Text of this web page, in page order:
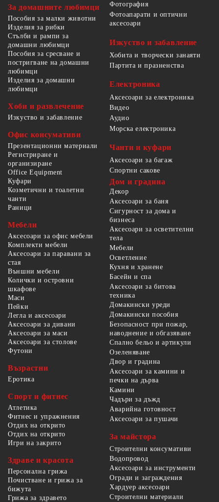
За домашните любимци
Пособия за малки животни
Изделия за рибки
Стълби и рампи за
домашни любимци
Пособия за сресване и
постригване на домашни
любимци
Изделия за домашни
любимци
Хоби и развлечение
Изкуство и забавление
Офис консумативи
Презентационни материали
Регистриране и
организиране
Office Equipment
Фотография
Фотоапарати и оптични
аксесоари
Изкуство и забавление
Хобита и творчески занаяти
Партита и празненства
Електроника
Аксесоари за електроника
Видео
Аудио
Морска електроника
Чанти и куфари
Аксесоари за багаж
Спортни сакове
Куфари
Козметични и тоалетни
чанти
Раници
Мебели
Аксесоари за офис мебели
Комплекти мебели
Аксесоари за паравани за
стая
Външни мебели
Колички и островни
шкафове
Маси
Пейки
Легла и аксесоари
Аксесоари за дивани
Аксесоари за маси
Аксесоари за столове
Футони
Възрастни
Еротика
Спорт и фитнес
Атлетика
Фитнес и упражнения
Отдих на открито
Отдих на открито
Игри на закрито
Здраве и красота
Персонална грижа
Почистване и грижа за
бижута
Грижа за здравето
Дом и градина
Декор
Аксесоари за баня
Сигурност за дома и
бизнеса
Аксесоари за осветителни
тела
Мебели
Осветление
Кухня и хранене
Басейн и спа
Аксесоари за битова
техника
Домакински уреди
Домакински пособия
Безопасност при пожар,
наводнение и обгазяване
Спално бельо и артикули
Озеленяване
Двор и градина
Аксесоари за камини и
печки на дърва
Камини
Чадъри за дъжд
Аварийна готовност
Аксесоари за пушачи
За майстора
Строителни консумативи
Водопровод
Аксесоари за инструменти
Огради и заграждения
Хардуер аксесоари
Строителни материали